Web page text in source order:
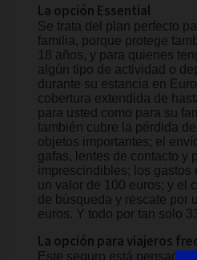
La opción Essential
Se trata del plan perfecto
familia, porque protege
18 años, y para quienes
algún tipo de actividad o
durante su estancia en
cobertura extendida de
para usted como para su
también cubre la pérdida
objetos importantes; el
gafas, lentes de contacto y
imprescindibles; los gastos
un valor de 100 euros; y el
de búsqueda y rescate por
euros. Y todo por tan solo
La opción para viajeros
Este seguro está pensado